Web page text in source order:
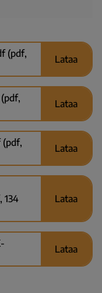
(pdf,
Lataa
Lataa
(pdf,
Lataa
134
Lataa
Lataa